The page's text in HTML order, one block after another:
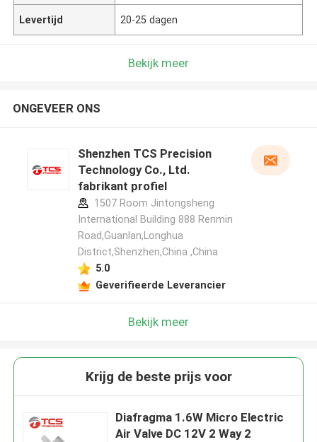
Levertijd 20-25 dagen
Bekijk meer
ONGEVEER ONS
Shenzhen TCS Precision
Technology Co., Ltd.
fabrikant profiel
1507 Room Jintongsheng
International Building 888 Renmin
Road,Guanlan,Longhua
District,Shenzhen,China ,China
5.0
Geverifieerde Leverancier
Bekijk meer
Krijg de beste prijs voor
Diafragma 1.6W Micro Electric
Air Valve DC 12V 2 Way 2